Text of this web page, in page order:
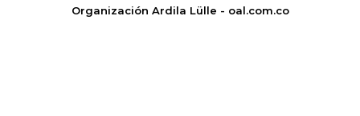
Organización Ardila Lülle - oal.com.co